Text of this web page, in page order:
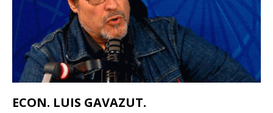
ECON. LUIS GAVAZUT.